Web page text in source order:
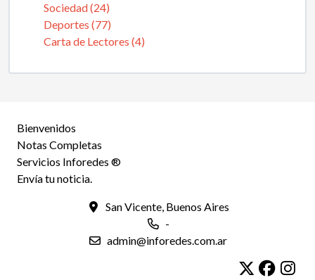
Sociedad (24)
Deportes (77)
Carta de Lectores (4)
Bienvenidos
Notas Completas
Servicios Inforedes ®
Envía tu noticia.
San Vicente, Buenos Aires
-
admin@inforedes.com.ar